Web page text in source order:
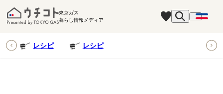
東京ガス
暮らし情報メディア
レシピ レシピ